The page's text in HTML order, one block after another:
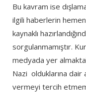
Bu kavram ise
ilgili haberlerin
kaynaklı
sorgulanmamıştır.
medyada yer
Nazi olduklarına dair
vermeyi tercih